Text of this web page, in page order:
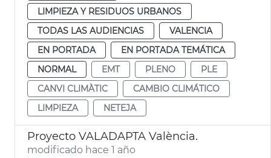
LIMPIEZA Y RESIDUOS URBANOS
TODAS LAS AUDIENCIAS
VALENCIA
EN PORTADA
EN PORTADA TEMÁTICA
NORMAL
EMT PLENO
PLE
CANVI CLIMÀTIC
CAMBIO CLIMÁTICO
LIMPIEZA
NETEJA
Proyecto VALADAPTA València.
modificado hace 1 año